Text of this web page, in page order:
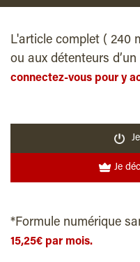
L'article complet ( 240
ou aux détenteurs d’un
connectez-vous pour y
*Formule numérique
15,25€ par mois.